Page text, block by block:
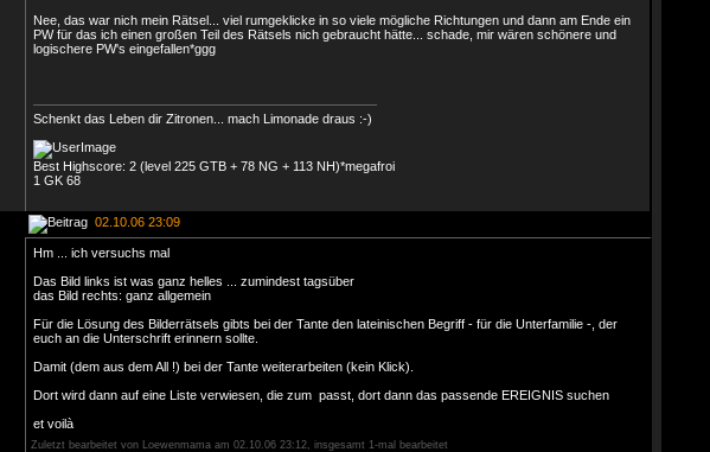
Nee, das war nich mein Rätsel... viel rumgeklicke in so viele mögliche Richtungen und dann am Ende ein
PW für das ich einen großen Teil des Rätsels nich gebraucht hätte... schade, mir wären schönere und
logischere PW's eingefallen*ggg
Schenkt das Leben dir Zitronen... mach Limonade draus :-)
Best Highscore: 2 (level 225 GTB + 78 NG + 113 NH)*megafroi
1 GK 68
02.10.06 23:09
Hm ... ich versuchs mal
Das Bild links ist was ganz helles ... zumindest tagsüber
das Bild rechts: ganz allgemein
Für die Lösung des Bilderrätsels gibts bei der Tante den lateinischen Begriff - für die Unterfamilie -, der
euch an die Unterschrift erinnern sollte.
Damit (dem aus dem All !) bei der Tante weiterarbeiten (kein Klick).
Dort wird dann auf eine Liste verwiesen, die zum passt, dort dann das passende EREIGNIS suchen
et voilà
Zuletzt bearbeitet von Loewenmama am 02.10.06 23:12, insgesamt 1-mal bearbeitet